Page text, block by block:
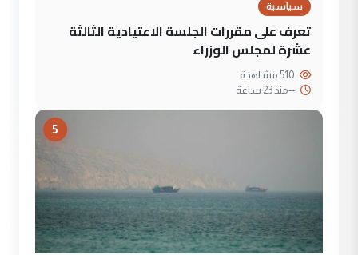
سياسية
تعرف على مقررات الجلسة الاعتيادية الثالثة
عشرة لمجلس الوزراء
--منذ 23 ساعة
5